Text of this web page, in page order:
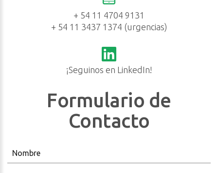
+ 54 11 4704 9131
+ 54 11 3437 1374 (urgencias)
¡Seguinos en LinkedIn!
Formulario de
Contacto